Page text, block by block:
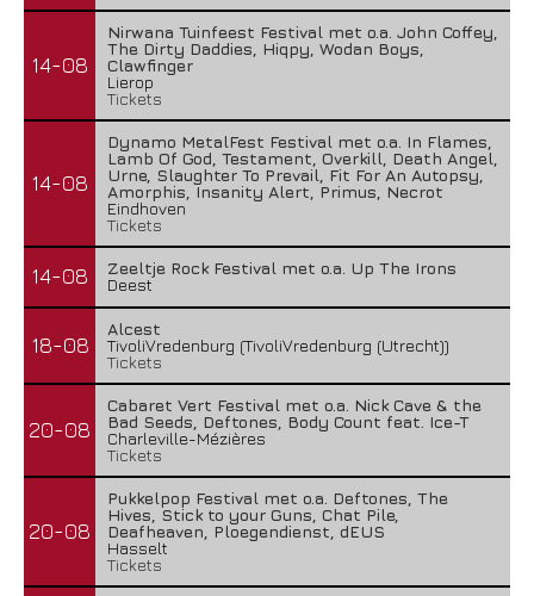
14-08
Nirwana Tuinfeest Festival met o.a. John Coffey,
The Dirty Daddies, Hiqpy, Wodan Boys,
Clawfinger
Lierop
Tickets
14-08
Dynamo MetalFest Festival met o.a. In Flames,
Lamb Of God, Testament, Overkill, Death Angel,
Urne, Slaughter To Prevail, Fit For An Autopsy,
Amorphis, Insanity Alert, Primus, Necrot
Eindhoven
Tickets
14-08
Zeeltje Rock Festival met o.a. Up The Irons
Deest
18-08
Alcest
TivoliVredenburg (TivoliVredenburg (Utrecht))
Tickets
20-08
Cabaret Vert Festival met o.a. Nick Cave & the
Bad Seeds, Deftones, Body Count feat. Ice-T
Charleville-Mézières
Tickets
20-08
Pukkelpop Festival met o.a. Deftones, The
Hives, Stick to your Guns, Chat Pile,
Deafheaven, Ploegendienst, dEUS
Hasselt
Tickets